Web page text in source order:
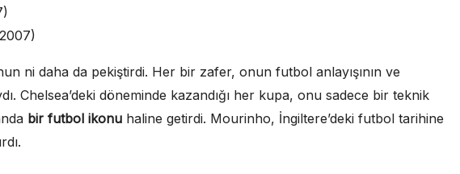
ni daha da pekiştirdi. Her bir zafer, onun futbol anlayışının ve
Chelsea’deki döneminde kazandığı her kupa, onu sadece bir teknik
bir futbol ikonu haline getirdi. Mourinho, İngiltere’deki futbol tarihine